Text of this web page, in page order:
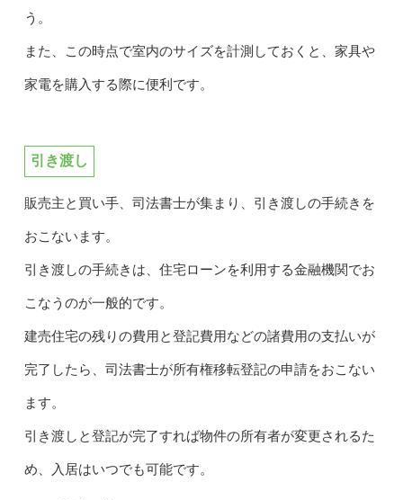
う。
また、この時点で室内のサイズを計測しておくと、家具や
家電を購入する際に便利です。
引き渡し
販売主と買い手、司法書士が集まり、引き渡しの手続きを
おこないます。
引き渡しの手続きは、住宅ローンを利用する金融機関でお
こなうのが一般的です。
建売住宅の残りの費用と登記費用などの諸費用の支払いが
完了したら、司法書士が所有権移転登記の申請をおこない
ます。
引き渡しと登記が完了すれば物件の所有者が変更されるた
め、入居はいつでも可能です。